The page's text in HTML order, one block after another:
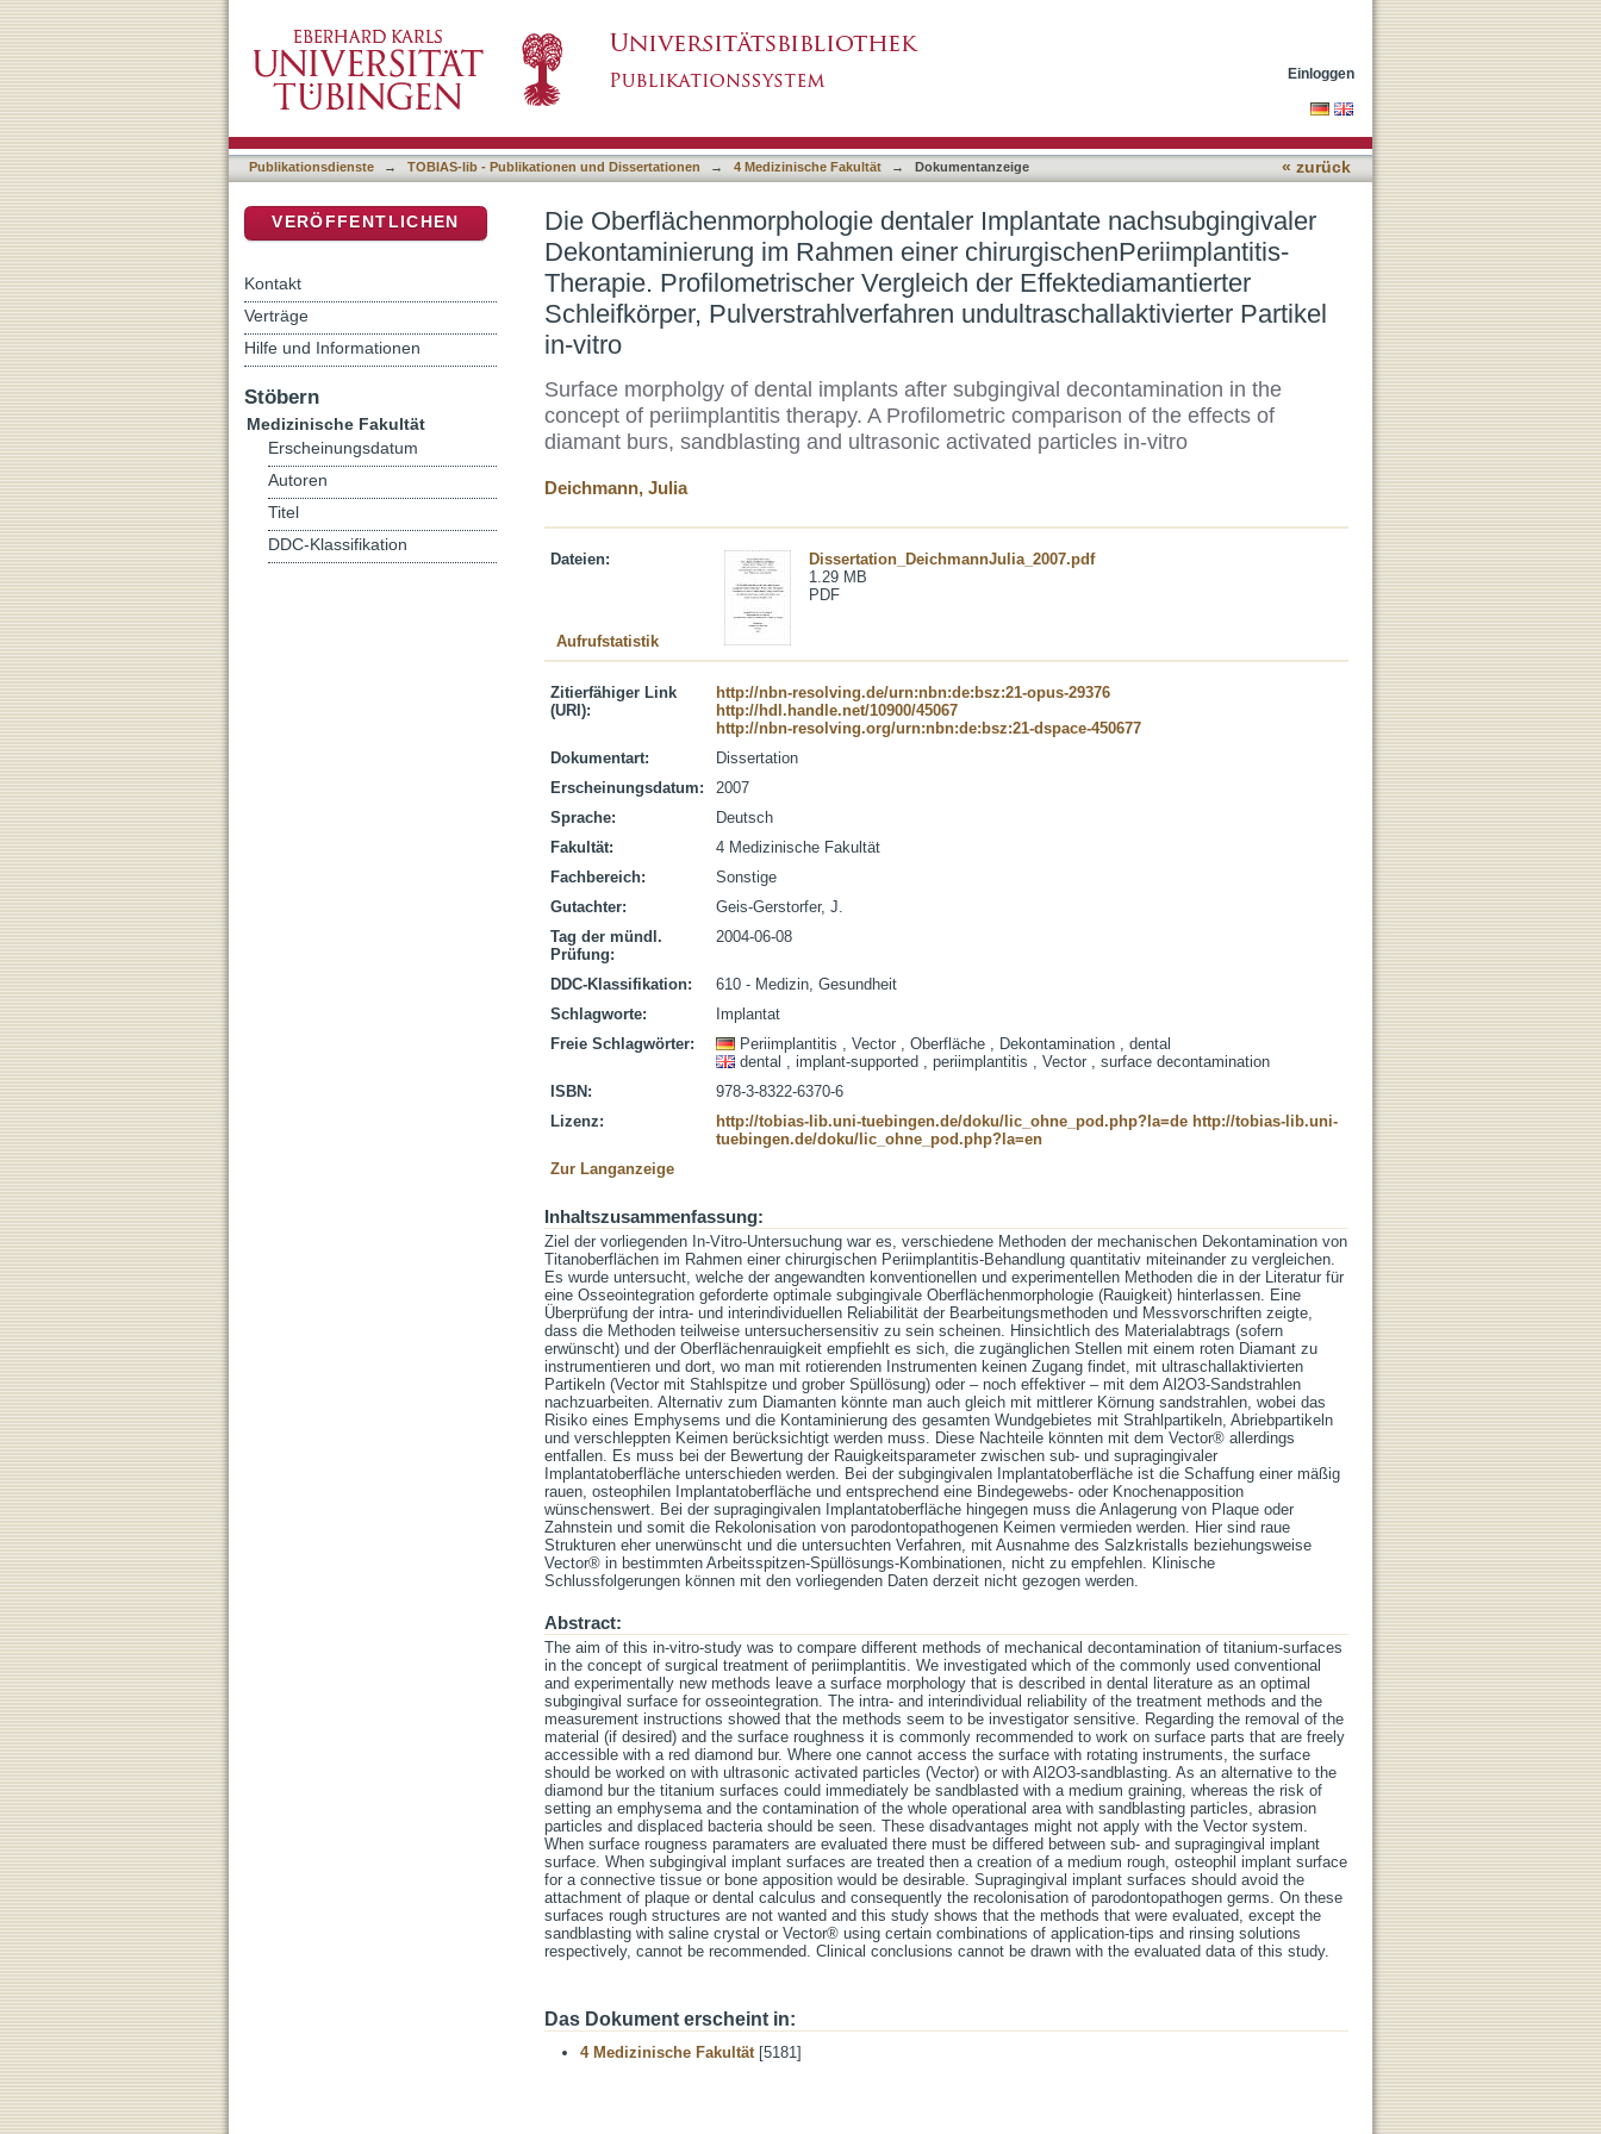
einer chirurgischenPeriimplantitis-Therapie. Profilometrischer Vergleich der Effektediamantierter
Schleifkörper, Pulverstrahlverfahren undultraschallaktivierter Partikel in-vitro
Einloggen
Publikationsdienste → TOBIAS-lib - Publikationen und Dissertationen → 4 Medizinische Fakultät → Dokumentanzeige « zurück
Die Oberflächenmorphologie dentaler Implantate nachsubgingivaler
Dekontaminierung im Rahmen einer chirurgischenPeriimplantitis-
Therapie. Profilometrischer Vergleich der Effektediamantierter
Schleifkörper, Pulverstrahlverfahren undultraschallaktivierter Partikel
in-vitro
Surface morpholgy of dental implants after subgingival decontamination in the
concept of periimplantitis therapy. A Profilometric comparison of the effects of
diamant burs, sandblasting and ultrasonic activated particles in-vitro
Deichmann, Julia
Dateien:
Dissertation_DeichmannJulia_2007.pdf
1.29 MB
PDF
Aufrufstatistik
Zitierfähiger Link
(URI):
http://nbn-resolving.de/urn:nbn:de:bsz:21-opus-29376
http://hdl.handle.net/10900/45067
http://nbn-resolving.org/urn:nbn:de:bsz:21-dspace-450677
Dokumentart:
Dissertation
Erscheinungsdatum:
2007
Sprache:
Deutsch
Fakultät:
4 Medizinische Fakultät
Fachbereich:
Sonstige
Gutachter:
Geis-Gerstorfer, J.
Tag der mündl.
Prüfung:
2004-06-08
DDC-Klassifikation:
610 - Medizin, Gesundheit
Schlagworte:
Implantat
Freie Schlagwörter:
Periimplantitis , Vector , Oberfläche , Dekontamination , dental
dental , implant-supported , periimplantitis , Vector , surface decontamination
ISBN:
978-3-8322-6370-6
Lizenz:
http://tobias-lib.uni-tuebingen.de/doku/lic_ohne_pod.php?la=de http://tobias-lib.uni-
tuebingen.de/doku/lic_ohne_pod.php?la=en
Zur Langanzeige
Inhaltszusammenfassung:
Ziel der vorliegenden In-Vitro-Untersuchung war es, verschiedene Methoden der mechanischen Dekontamination von
Titanoberflächen im Rahmen einer chirurgischen Periimplantitis-Behandlung quantitativ miteinander zu vergleichen.
Es wurde untersucht, welche der angewandten konventionellen und experimentellen Methoden die in der Literatur für
eine Osseointegration geforderte optimale subgingivale Oberflächenmorphologie (Rauigkeit) hinterlassen. Eine
Überprüfung der intra- und interindividuellen Reliabilität der Bearbeitungsmethoden und Messvorschriften zeigte,
dass die Methoden teilweise untersuchersensitiv zu sein scheinen. Hinsichtlich des Materialabtrags (sofern
erwünscht) und der Oberflächenrauigkeit empfiehlt es sich, die zugänglichen Stellen mit einem roten Diamant zu
instrumentieren und dort, wo man mit rotierenden Instrumenten keinen Zugang findet, mit ultraschallaktivierten
Partikeln (Vector mit Stahlspitze und grober Spüllösung) oder – noch effektiver – mit dem Al2O3-Sandstrahlen
nachzuarbeiten. Alternativ zum Diamanten könnte man auch gleich mit mittlerer Körnung sandstrahlen, wobei das
Risiko eines Emphysems und die Kontaminierung des gesamten Wundgebietes mit Strahlpartikeln, Abriebpartikeln
und verschleppten Keimen berücksichtigt werden muss. Diese Nachteile könnten mit dem Vector® allerdings
entfallen. Es muss bei der Bewertung der Rauigkeitsparameter zwischen sub- und supragingivaler
Implantatoberfläche unterschieden werden. Bei der subgingivalen Implantatoberfläche ist die Schaffung einer mäßig
rauen, osteophilen Implantatoberfläche und entsprechend eine Bindegewebs- oder Knochenapposition
wünschenswert. Bei der supragingivalen Implantatoberfläche hingegen muss die Anlagerung von Plaque oder
Zahnstein und somit die Rekolonisation von parodontopathogenen Keimen vermieden werden. Hier sind raue
Strukturen eher unerwünscht und die untersuchten Verfahren, mit Ausnahme des Salzkristalls beziehungsweise
Vector® in bestimmten Arbeitsspitzen-Spüllösungs-Kombinationen, nicht zu empfehlen. Klinische
Schlussfolgerungen können mit den vorliegenden Daten derzeit nicht gezogen werden.
Abstract:
The aim of this in-vitro-study was to compare different methods of mechanical decontamination of titanium-surfaces
in the concept of surgical treatment of periimplantitis. We investigated which of the commonly used conventional
and experimentally new methods leave a surface morphology that is described in dental literature as an optimal
subgingival surface for osseointegration. The intra- and interindividual reliability of the treatment methods and the
measurement instructions showed that the methods seem to be investigator sensitive. Regarding the removal of the
material (if desired) and the surface roughness it is commonly recommended to work on surface parts that are freely
accessible with a red diamond bur. Where one cannot access the surface with rotating instruments, the surface
should be worked on with ultrasonic activated particles (Vector) or with Al2O3-sandblasting. As an alternative to the
diamond bur the titanium surfaces could immediately be sandblasted with a medium graining, whereas the risk of
setting an emphysema and the contamination of the whole operational area with sandblasting particles, abrasion
particles and displaced bacteria should be seen. These disadvantages might not apply with the Vector system.
When surface rougness paramaters are evaluated there must be differed between sub- and supragingival implant
surface. When subgingival implant surfaces are treated then a creation of a medium rough, osteophil implant surface
for a connective tissue or bone apposition would be desirable. Supragingival implant surfaces should avoid the
attachment of plaque or dental calculus and consequently the recolonisation of parodontopathogen germs. On these
surfaces rough structures are not wanted and this study shows that the methods that were evaluated, except the
sandblasting with saline crystal or Vector® using certain combinations of application-tips and rinsing solutions
respectively, cannot be recommended. Clinical conclusions cannot be drawn with the evaluated data of this study.
Das Dokument erscheint in:
4 Medizinische Fakultät[5181]
VERÖFFENTLICHEN
Kontakt
Verträge
Hilfe und Informationen
Stöbern
Medizinische Fakultät
Erscheinungsdatum
Autoren
Titel
DDC-Klassifikation